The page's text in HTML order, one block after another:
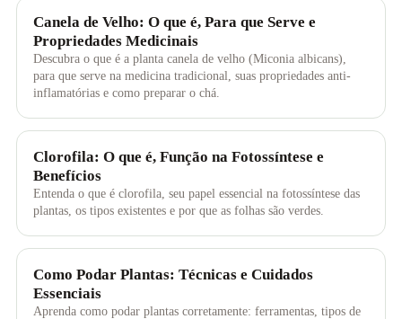
Canela de Velho: O que é, Para que Serve e
Propriedades Medicinais
Descubra o que é a planta canela de velho (Miconia albicans),
para que serve na medicina tradicional, suas propriedades anti-
inflamatórias e como preparar o chá.
Clorofila: O que é, Função na Fotossíntese e
Benefícios
Entenda o que é clorofila, seu papel essencial na fotossíntese das
plantas, os tipos existentes e por que as folhas são verdes.
Como Podar Plantas: Técnicas e Cuidados
Essenciais
Aprenda como podar plantas corretamente: ferramentas, tipos de